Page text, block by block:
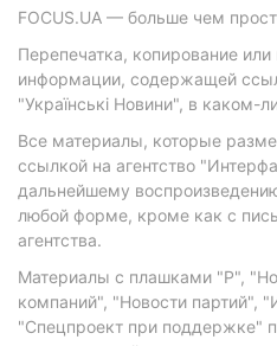
FOCUS.UA — больше чем
Перепечатка, копирование
информации, содержащей
"Українські Новини", в каком-
Все материалы, которые
ссылкой на агентство
дальнейшему
любой форме, кроме как с
агентства.
Материалы с плашками "Р",
компаний", "Новости партий",
"Спецпроект при поддержке"